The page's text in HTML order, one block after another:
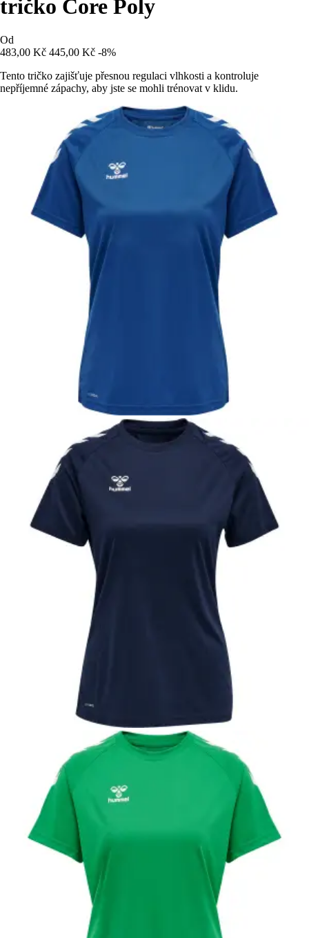
tričko Core Poly
Od
483,00 Kč 445,00 Kč -8%
Tento tričko zajišťuje přesnou regulaci vlhkosti a kontroluje
nepříjemné zápachy, aby jste se mohli trénovat v klidu.